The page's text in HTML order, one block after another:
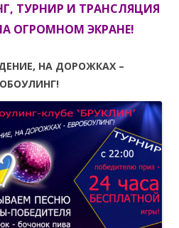
ТУРНИР И ТРАНСЛЯЦИЯ
ОГРОМНОМ ЭКРАНЕ!
НА ДОРОЖКАХ –